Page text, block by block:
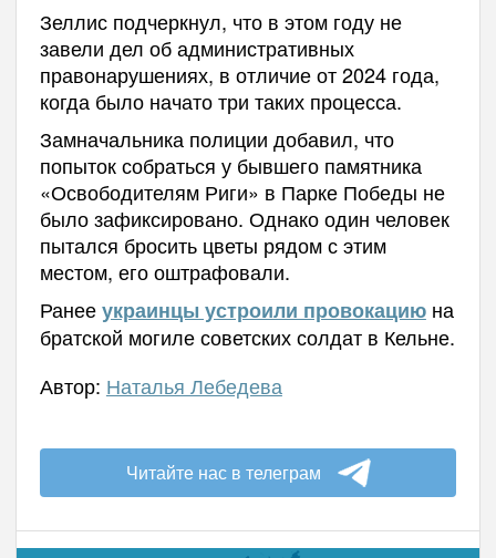
Зеллис подчеркнул, что в этом году не
завели дел об административных
правонарушениях, в отличие от 2024 года,
когда было начато три таких процесса.
Замначальника полиции добавил, что
попыток собраться у бывшего памятника
«Освободителям Риги» в Парке Победы не
было зафиксировано. Однако один человек
пытался бросить цветы рядом с этим
местом, его оштрафовали.
Ранееукраинцы устроили провокациюна
братской могиле советских солдат в Кельне.
Автор: Наталья Лебедева
Читайте нас в телеграм